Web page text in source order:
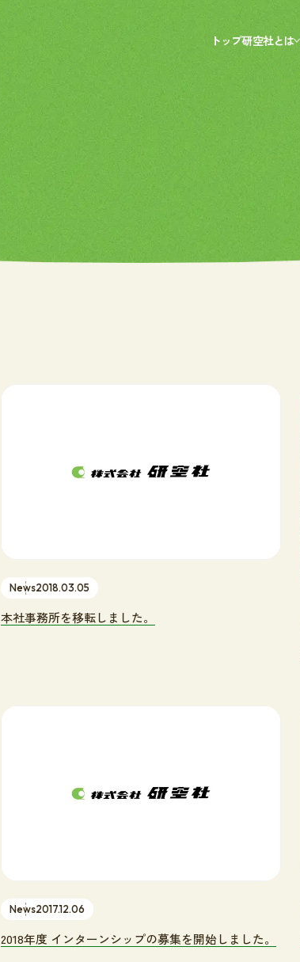
トップ研空社とは
研空社SDGs
トップ
研空社とは
空気調和設備工事
News2018.03.05
本社事務所を移転しました。
News2017.12.06
2018年度 インターンシップの募集を開始しました。